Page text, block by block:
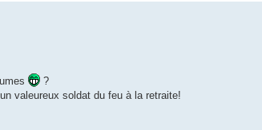
?
valeureux soldat du feu à la retraite!